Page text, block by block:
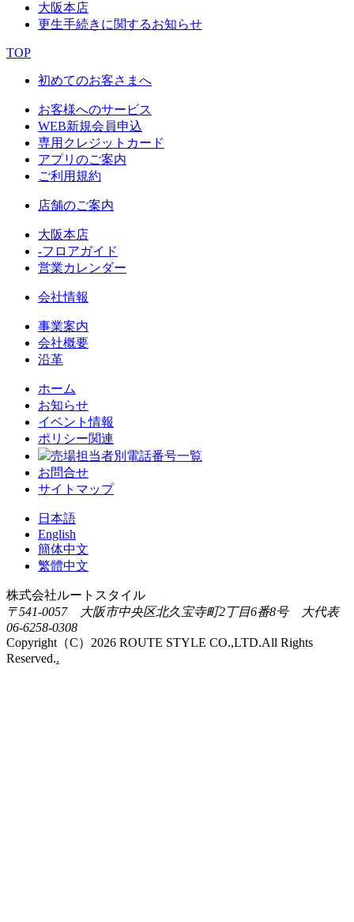
大阪本店
更生手続きに関するお知らせ
TOP
初めてのお客さまへ
お客様へのサービス
WEB新規会員申込
専用クレジットカード
アプリのご案内
ご利用規約
店舗のご案内
大阪本店
-フロアガイド
営業カレンダー
会社情報
事業案内
会社概要
沿革
ホーム
お知らせ
イベント情報
ポリシー関連
売場担当者別電話番号一覧
お問合せ
サイトマップ
日本語
English
簡体中文
繁體中文
株式会社ルートスタイル
〒541-0057 大阪市中央区北久宝寺町2丁目6番8号 大代表
06-6258-0308
Copyright（C）2026 ROUTE STYLE CO.,LTD.All Rights
Reserved..